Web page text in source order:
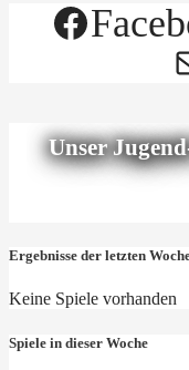
Unser
Ergebnisse der letzten
Keine Spiele vorhanden
Spiele in dieser Woche